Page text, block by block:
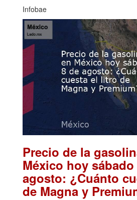
Infobae
Precio de la
México hoy sábado
agosto: ¿Cuánto
de Magna y